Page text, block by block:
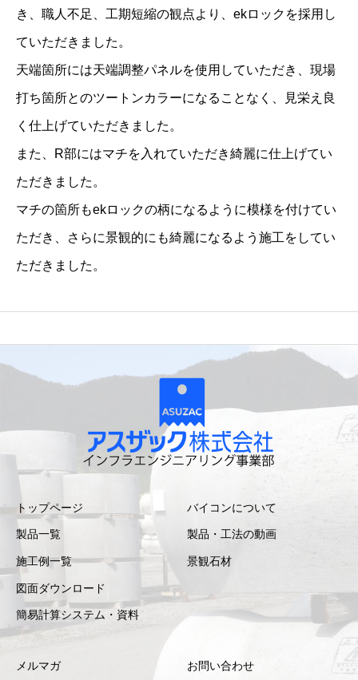
長
町
）
N
o
.
1
q
a
t
き、職人不足、工期短縮の観点より、ekロックを採用し
ていただきました。
天端箇所には天端調整パネルを使用していただき、現場
打ち箇所とのツートンカラーになることなく、見栄え良
く仕上げていただきました。
また、R部にはマチを入れていただき綺麗に仕上げてい
ただきました。
マチの箇所もekロックの柄になるように模様を付けてい
ただき、さらに景観的にも綺麗になるよう施工をしてい
ただきました。
トップページ
製品一覧
施工例一覧
図面ダウンロード
簡易計算システム・資料
バイコンについて
製品・工法の動画
景観石材
メルマガ お問い合わせ